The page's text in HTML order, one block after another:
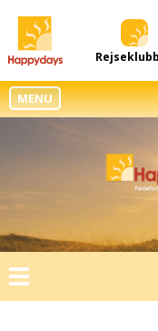
MENU
Toggle
navigation